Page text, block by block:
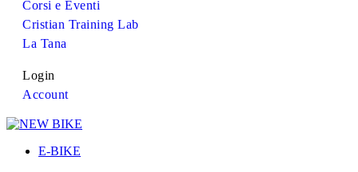
Corsi e Eventi
Cristian Training Lab
La Tana
Login
Account
E-BIKE